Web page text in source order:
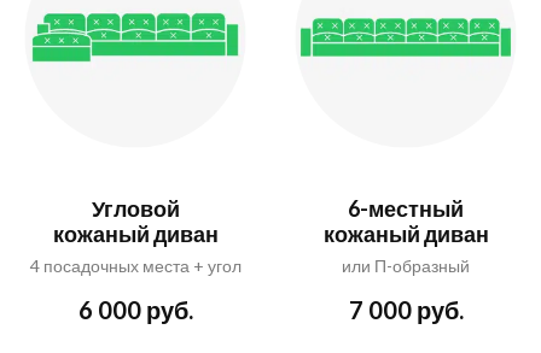
Угловой
кожаный диван
4 посадочных места + угол
6 000 руб.
6-местный
кожаный диван
или П-образный
7 000 руб.